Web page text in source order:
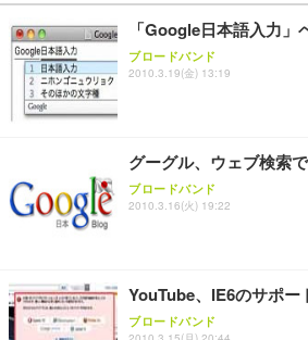
Sezlife オフィスチェア デ
ション PCチェア 通気性
￥7,680
ション PCチェア 通気性メ
￥7,680
勤務 ブラック
￥4,139
【純正品】27"ゲーミング
￥49,979
【整備済み品】Dell
￥15,800
￥34,980
ネオ・ルーライフ ネオ・オ
￥1,800
Smart Basic(スマートベ
￥3,670
￥3,731
「Google日本語入力
ブロードバンド
2010.3.19(金) 13:19
グーグル、ウェブ検索
ブロードバンド
2010.3.16(火) 19:22
YouTube、IE6のサポー
ブロードバンド